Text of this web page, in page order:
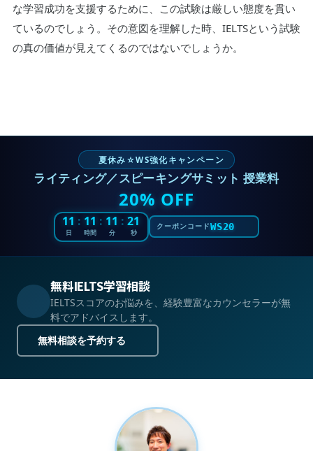
な学習成功を支援するために、この試験は厳しい態度を貫い
ているのでしょう。その意図を理解した時、IELTSという試験
の真の価値が見えてくるのではないでしょうか。
夏休み☆WS強化キャンペーン
ライティング／スピーキングサミット 授業料
20% OFF
11
日
: 11
時間
: 11
分
: 20
秒
クーポンコードWS20
無料IELTS学習相談
IELTSスコアのお悩みを、経験豊富なカウンセラーが無
料でアドバイスします。
無料相談を予約する